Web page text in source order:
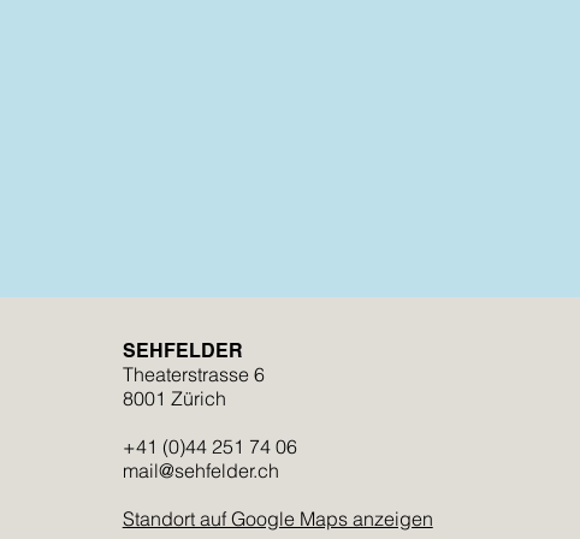
SEHFELDER
Theaterstrasse 6
8001 Zürich
+41 (0)44 251 74 06
mail@sehfelder.ch
Standort auf Google Maps anzeigen